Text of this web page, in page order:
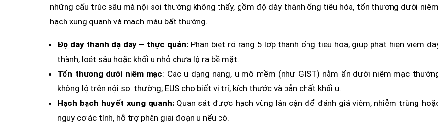
những cấu trúc sâu mà nội soi thường không thấy, gồm độ dày thành ống tiêu hóa, tổn thương dưới
hạch xung quanh và mạch máu bất thường.
Độ dày thành dạ dày – thực quản: Phân biệt rõ ràng 5 lớp thành ống tiêu hóa, giúp phát hiện viêm
thành, loét sâu hoặc khối u nhỏ chưa lộ ra bề mặt.
Tổn thương dưới niêm mạc: Các u dạng nang, u mô mềm (như GIST) nằm ẩn dưới niêm mạc
không lộ trên nội soi thường; EUS cho biết vị trí, kích thước và bản chất khối u.
Hạch bạch huyết xung quanh:Quan sát được hạch vùng lân cận để đánh giá viêm, nhiễm trùng
nguy cơ ác tính, hỗ trợ phân giai đoạn u nếu có.